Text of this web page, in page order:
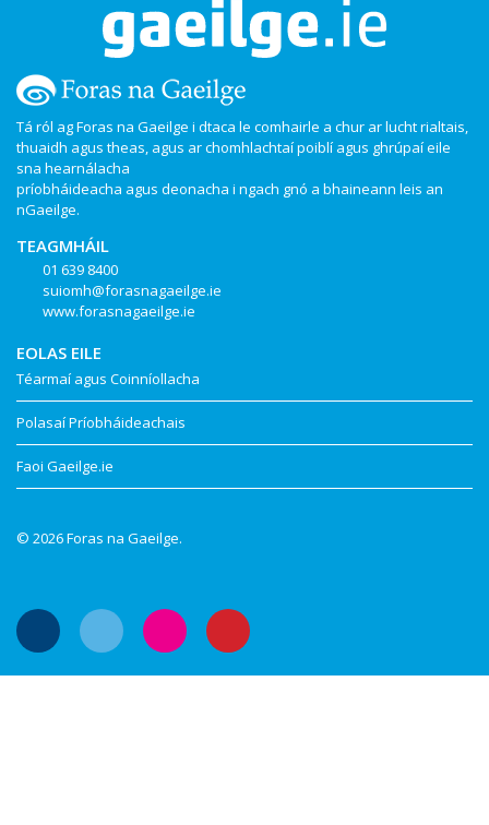
Tá ról ag Foras na Gaeilge i dtaca le comhairle a chur ar lucht rialtais,
thuaidh agus theas, agus ar chomhlachtaí poiblí agus ghrúpaí eile
sna hearnálacha
príobháideacha agus deonacha i ngach gnó a bhaineann leis an
nGaeilge.
TEAGMHÁIL
01 639 8400
suiomh@forasnagaeilge.ie
www.forasnagaeilge.ie
EOLAS EILE
Téarmaí agus Coinníollacha
Polasaí Príobháideachais
Faoi Gaeilge.ie
© 2026 Foras na Gaeilge.